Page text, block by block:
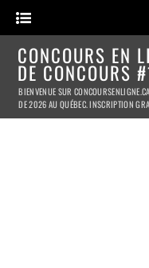
CONCOURS EN
DE CONCOURS
BIENVENUE SUR
DE 2026 AU QUÉBEC. INSCRIPTION